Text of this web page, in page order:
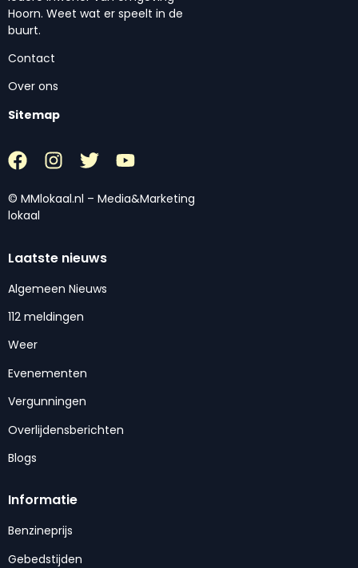
Hoorn. Weet wat er speelt in de
buurt.
Contact
Over ons
Sitemap
© MMlokaal.nl – Media&Marketing
lokaal
Laatste nieuws
Algemeen Nieuws
112 meldingen
Weer
Evenementen
Vergunningen
Overlijdensberichten
Blogs
Informatie
Benzineprijs
Gebedstijden